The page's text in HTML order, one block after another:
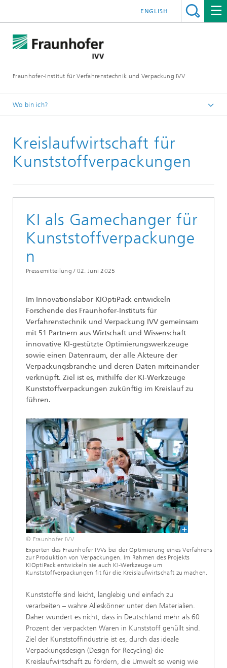
Fraunhofer-Institut für Verfahrenstechnik und Verpackung IVV
ENGLISH
Wo bin ich?
Kreislaufwirtschaft für
Kunststoffverpackungen
KI als Gamechanger für
Kunststoffverpackunge
n
Pressemitteilung / 02. Juni 2025
Im Innovationslabor KIOptiPack entwickeln
Forschende des Fraunhofer-Instituts für
Verfahrenstechnik und Verpackung IVV gemeinsam
mit 51 Partnern aus Wirtschaft und Wissenschaft
innovative KI-gestützte Optimierungswerkzeuge
sowie einen Datenraum, der alle Akteure der
Verpackungsbranche und deren Daten miteinander
verknüpft. Ziel ist es, mithilfe der KI-Werkzeuge
Kunststoffverpackungen zukünftig im Kreislauf zu
führen.
© Fraunhofer IVV
Experten des Fraunhofer IVVs bei der Optimierung eines Verfahrens
zur Produktion von Verpackungen. Im Rahmen des Projekts
KIOptiPack entwickeln sie auch KI-Werkzeuge um
Kunststoffverpackungen fit für die Kreislaufwirtschaft zu machen.
Kunststoffe sind leicht, langlebig und einfach zu
verarbeiten – wahre Alleskönner unter den Materialien.
Daher wundert es nicht, dass in Deutschland mehr als 60
Prozent der verpackten Waren in Kunststoff gehüllt sind.
Ziel der Kunststoffindustrie ist es, durch das ideale
Verpackungsdesign (Design for Recycling) die
Kreislaufwirtschaft zu fördern, die Umwelt so wenig wie